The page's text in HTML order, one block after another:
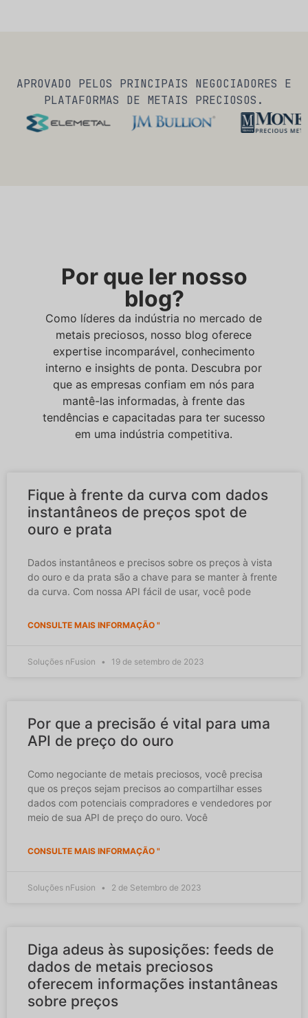
APROVADO PELOS PRINCIPAIS NEGOCIADORES E
PLATAFORMAS DE METAIS PRECIOSOS.
Por que ler nosso
blog?
Como líderes da indústria no mercado de
metais preciosos, nosso blog oferece
expertise incomparável, conhecimento
interno e insights de ponta. Descubra por
que as empresas confiam em nós para
mantê-las informadas, à frente das
tendências e capacitadas para ter sucesso
em uma indústria competitiva.
Fique à frente da curva com dados
instantâneos de preços spot de
ouro e prata
Dados instantâneos e precisos sobre os preços à vista
do ouro e da prata são a chave para se manter à frente
da curva. Com nossa API fácil de usar, você pode
CONSULTE MAIS INFORMAÇÃO "
Soluções nFusion 19 de setembro de 2023
Por que a precisão é vital para uma
API de preço do ouro
Como negociante de metais preciosos, você precisa
que os preços sejam precisos ao compartilhar esses
dados com potenciais compradores e vendedores por
meio de sua API de preço do ouro. Você
CONSULTE MAIS INFORMAÇÃO "
Soluções nFusion 2 de Setembro de 2023
Diga adeus às suposições: feeds de
dados de metais preciosos
oferecem informações instantâneas
sobre preços